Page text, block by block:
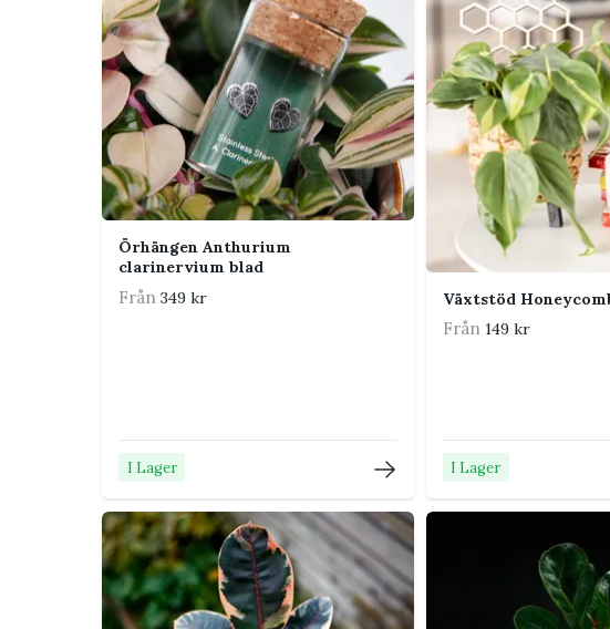
Nej, presentkortet kan inte kombineras med rabatter.
Kan presentkortet användas till frakt?
Nej, fraktkostnaden omfattas inte av presentkortets värde.
Vad gör jag om mejlet inte kommer fram?
Kontrollera först att e-postadressen är korrekt och titta i
Klorofyllverket om mejlet fortfarande saknas.
Örhängen Anthurium
clarinervium blad
Från 349 kr
I Lager
Växtstöd
Från 149 kr
I Lager